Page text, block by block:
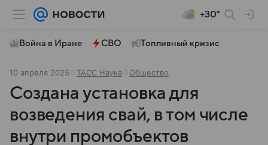
+30°
Война в Иране СВО Топливный кризис
10 апреля 2025 ТАСС Наука Общество
Создана установка для
возведения свай, в том числе
внутри промобъектов